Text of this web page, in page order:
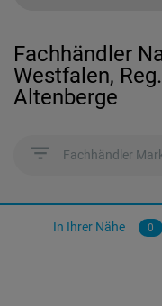
Fachhändler
Westfalen,
Altenberge
Fachhändler
In Ihrer Nähe 0